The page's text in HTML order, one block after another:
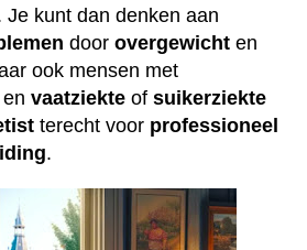
kunt dan denken aan
door overgewicht en
ook mensen met
vaatziekte of suikerziekte
terecht voor professioneel
.